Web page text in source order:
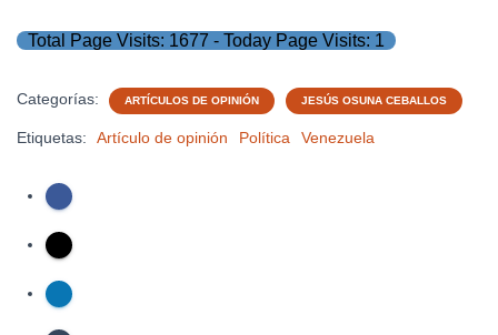
Total Page Visits: 1677 - Today Page Visits: 1
Categorías: ARTÍCULOS DE OPINIÓN JESÚS OSUNA CEBALLOS
Etiquetas: Artículo de opinión Política Venezuela